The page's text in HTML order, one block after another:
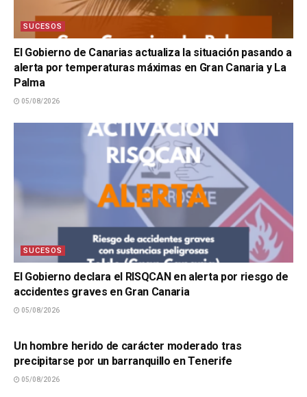
SUCESOS
El Gobierno de Canarias actualiza la situación pasando a
alerta por temperaturas máximas en Gran Canaria y La
Palma
05/08/2026
SUCESOS
El Gobierno declara el RISQCAN en alerta por riesgo de
accidentes graves en Gran Canaria
05/08/2026
Un hombre herido de carácter moderado tras
precipitarse por un barranquillo en Tenerife
05/08/2026